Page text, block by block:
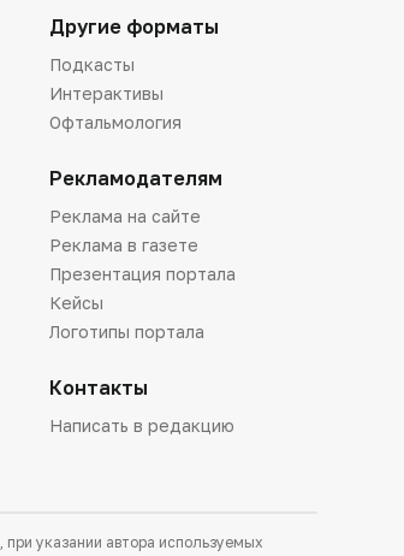
Другие форматы
Подкасты
Интерактивы
Офтальмология
Рекламодателям
Реклама на сайте
Реклама в газете
Презентация портала
Кейсы
Логотипы портала
Контакты
Написать в редакцию
, при указании автора используемых